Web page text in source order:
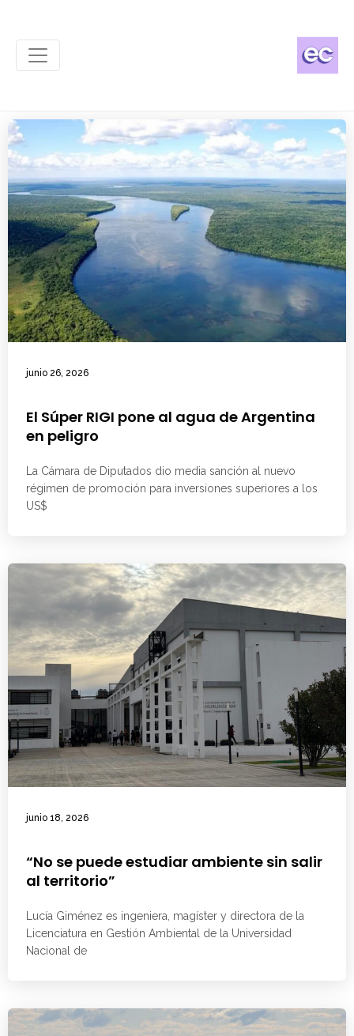
junio 26, 2026
El Súper RIGI pone al agua de Argentina
en peligro
La Cámara de Diputados dio media sanción al nuevo
régimen de promoción para inversiones superiores a los
US$
junio 18, 2026
“No se puede estudiar ambiente sin salir
al territorio”
Lucía Giménez es ingeniera, magíster y directora de la
Licenciatura en Gestión Ambiental de la Universidad
Nacional de